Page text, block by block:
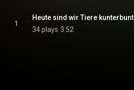
1
Heute sind wir Tiere kunterbunt
34 plays 3:52